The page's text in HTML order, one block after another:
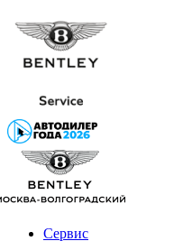
Сервис